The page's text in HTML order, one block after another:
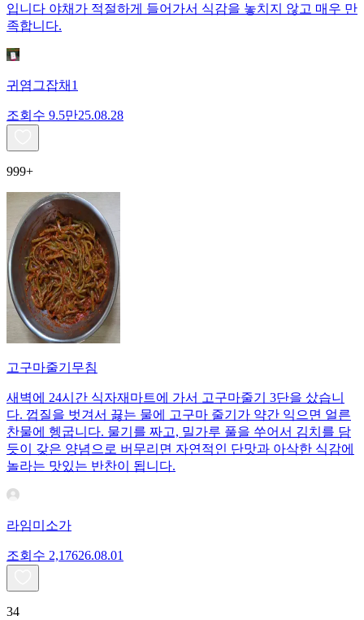
입니다 야채가 적절하게 들어가서 식감을 놓치지 않고 매우 만
족합니다.
귀염그잡채1
조회수 9.5만25.08.28
999+
고구마줄기무침
새벽에 24시간 식자재마트에 가서 고구마줄기 3단을 샀습니
다. 껍질을 벗겨서 끓는 물에 고구마 줄기가 약간 익으면 얼른
찬물에 헹굽니다. 물기를 짜고, 밀가루 풀을 쑤어서 김치를 담
듯이 갖은 양념으로 버무리면 자연적인 단맛과 아삭한 식감에
놀라는 맛있는 반찬이 됩니다.
라임미소가
조회수 2,17626.08.01
34